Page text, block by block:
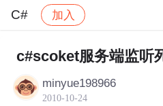
C# 加入
社区 C# 帖子详情
c#scoket服务端监听
minyue198966
2010-10-24